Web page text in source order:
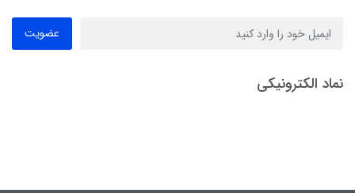
عضویت
نماد الکترونیکی